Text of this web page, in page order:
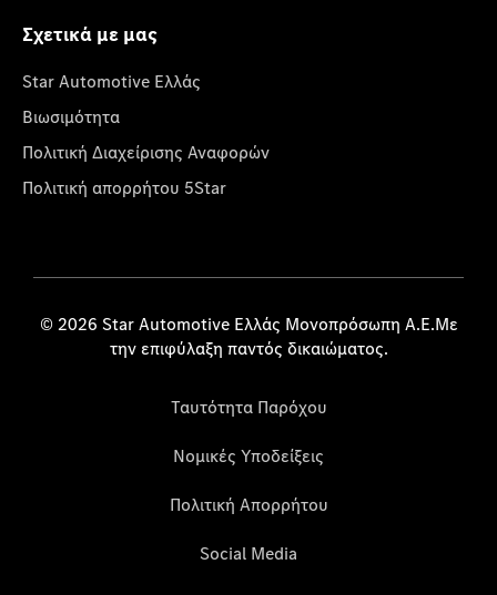
Σχετικά με μας
Star Automotive Ελλάς
Βιωσιμότητα
Πολιτική Διαχείρισης Αναφορών
Πολιτική απορρήτου 5Star
© 2026 Star Automotive Ελλάς Μονοπρόσωπη Α.Ε.Με
την επιφύλαξη παντός δικαιώματος.
Ταυτότητα Παρόχου
Νομικές Υποδείξεις
Πολιτική Απορρήτου
Social Media